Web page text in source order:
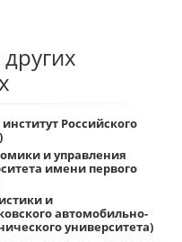
Российского
и управления
имени первого
и
автомобильно-
университета)